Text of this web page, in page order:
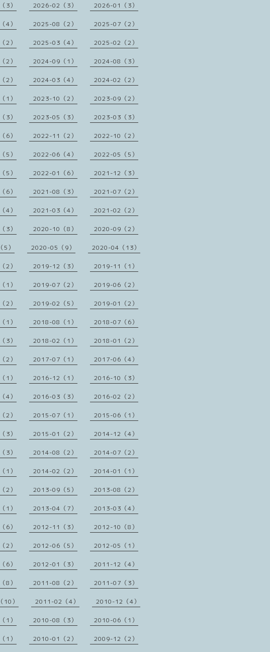
3） 2026-02（3） 2026-01（3）
4） 2025-08（2） 2025-07（2）
2） 2025-03（4） 2025-02（2）
2） 2024-09（1） 2024-08（3）
2） 2024-03（4） 2024-02（2）
1） 2023-10（2） 2023-09（2）
3） 2023-05（3） 2023-03（3）
6） 2022-11（2） 2022-10（2）
5） 2022-06（4） 2022-05（5）
5） 2022-01（6） 2021-12（3）
6） 2021-08（3） 2021-07（2）
4） 2021-03（4） 2021-02（2）
3） 2020-10（8） 2020-09（2）
） 2020-05（9） 2020-04（13）
2） 2019-12（3） 2019-11（1）
1） 2019-07（2） 2019-06（2）
2） 2019-02（5） 2019-01（2）
1） 2018-08（1） 2018-07（6）
3） 2018-02（1） 2018-01（2）
2） 2017-07（1） 2017-06（4）
1） 2016-12（1） 2016-10（3）
4） 2016-03（3） 2016-02（2）
2） 2015-07（1） 2015-06（1）
3） 2015-01（2） 2014-12（4）
3） 2014-08（2） 2014-07（2）
1） 2014-02（2） 2014-01（1）
2） 2013-09（5） 2013-08（2）
1） 2013-04（7） 2013-03（4）
6） 2012-11（3） 2012-10（8）
2） 2012-06（5） 2012-05（1）
6） 2012-01（3） 2011-12（4）
8） 2011-08（2） 2011-07（3）
） 2011-02（4） 2010-12（4）
1） 2010-08（3） 2010-06（1）
1） 2010-01（2） 2009-12（2）